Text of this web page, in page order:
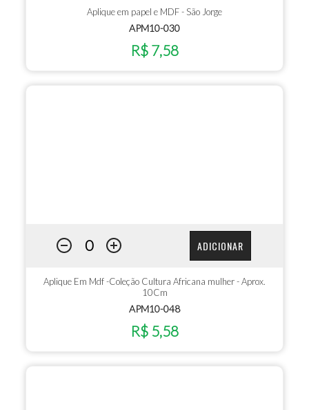
Aplique em papel e MDF - São Jorge
APM10-030
R$ 7,58
ADICIONAR
Aplique Em Mdf -Coleção Cultura Africana mulher - Aprox.
10Cm
APM10-048
R$ 5,58